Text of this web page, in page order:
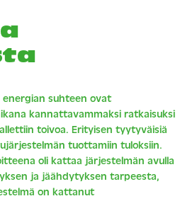
suhteen ovat
kannattavammaksi ratkaisuksi
toivoa. Erityisen tyytyväisiä
tuottamiin tuloksiin.
oli kattaa järjestelmän avulla
ja jäähdytyksen tarpeesta,
on kattanut